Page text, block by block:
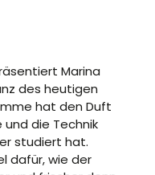
Marina
des heutigen
hat den Duft
die Technik
studiert hat.
dafür, wie der